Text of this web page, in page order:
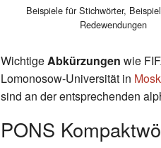
Beispiele für Stichwörter,
Redewendungen
WichtigeAbkürzungen wie
Lomonosow-Universität in
sind an der entsprechenden
PONS